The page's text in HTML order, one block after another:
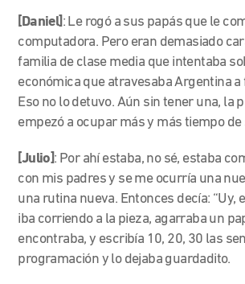
[Daniel] : Le rogó a sus papás que le
computadora. Pero eran demasiado
familia de clase media que intentaba
económica que atravesaba Argentina a
Eso no lo detuvo. Aún sin tener una, la
empezó a ocupar más y más tiempo de
[Julio]: Por ahí estaba, no sé, estaba
con mis padres y se me ocurría una
una rutina nueva. Entonces decía: “Uy,
iba corriendo a la pieza, agarraba un
encontraba, y escribía 10, 20, 30 las
programación y lo dejaba guardadito.